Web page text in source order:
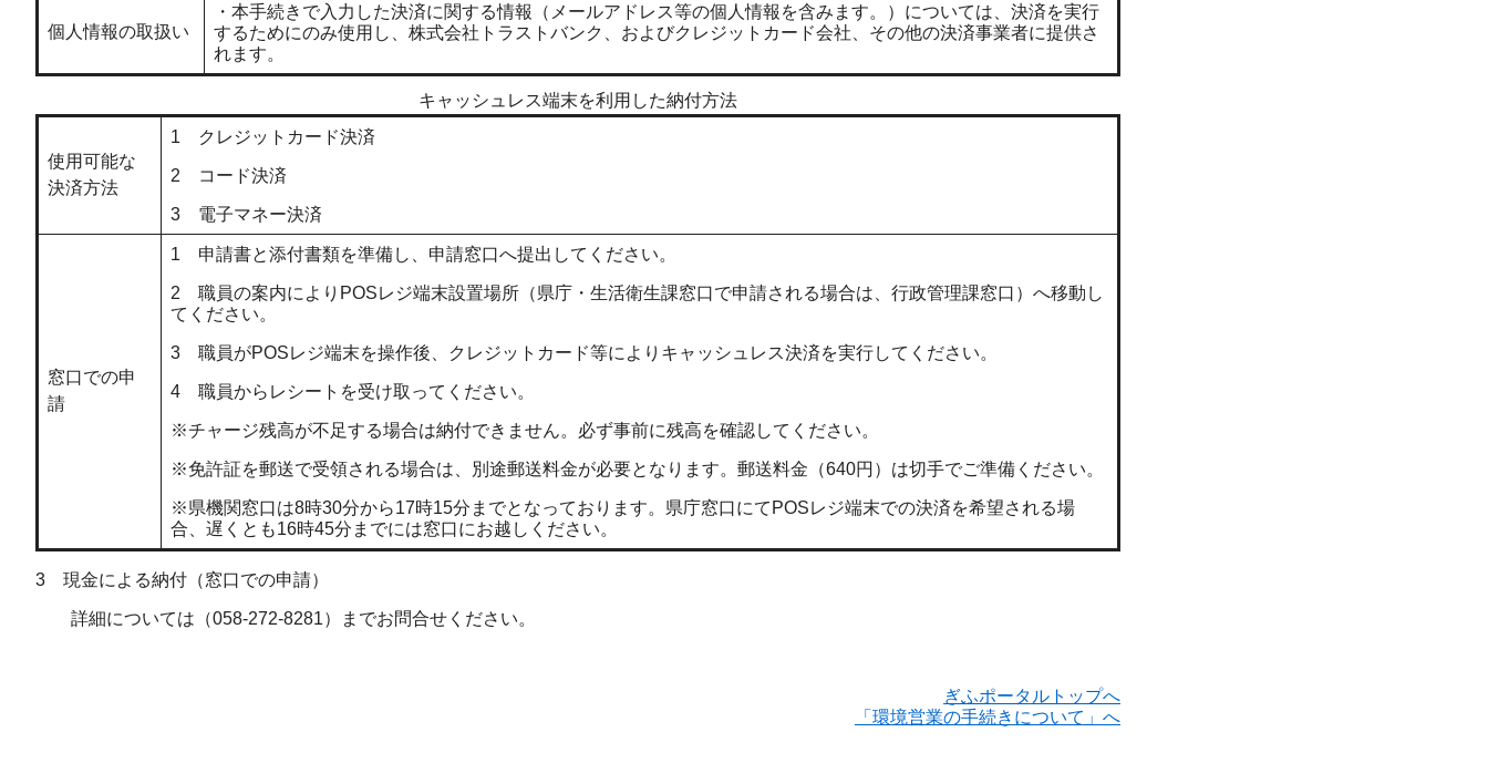
個人情報の取扱い
・本手続きで入力した決済に関する情報（メールアドレス等の個人情報を含みます。）については、決済を実行
するためにのみ使用し、株式会社トラストバンク、およびクレジットカード会社、その他の決済事業者に提供さ
れます。
キャッシュレス端末を利用した納付方法
使用可能な
決済方法
1 クレジットカード決済
2 コード決済
3 電子マネー決済
窓口での申
請
1 申請書と添付書類を準備し、申請窓口へ提出してください。
2 職員の案内によりPOSレジ端末設置場所（県庁・生活衛生課窓口で申請される場合は、行政管理課窓口）へ移動し
てください。
3 職員がPOSレジ端末を操作後、クレジットカード等によりキャッシュレス決済を実行してください。
4 職員からレシートを受け取ってください。
※チャージ残高が不足する場合は納付できません。必ず事前に残高を確認してください。
※免許証を郵送で受領される場合は、別途郵送料金が必要となります。郵送料金（640円）は切手でご準備ください。
※県機関窓口は8時30分から17時15分までとなっております。県庁窓口にてPOSレジ端末での決済を希望される場
合、遅くとも16時45分までには窓口にお越しください。
3 現金による納付（窓口での申請）
詳細については（058-272-8281）までお問合せください。
ぎふポータルトップへ
「環境営業の手続きについて」へ